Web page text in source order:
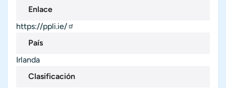
Enlace
https://ppli.ie/
País
Irlanda
Clasificación